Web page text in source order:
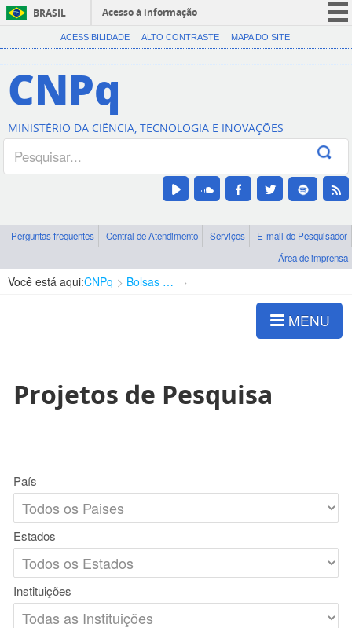
BRASIL
Acesso à informação
CORONAVÍRUS (COVID-19)
Canais
ACESSIBILIDADE ALTO CONTRASTE MAPA DO SITE
CNPq
MINISTÉRIO DA CIÊNCIA, TECNOLOGIA E INOVAÇÕES
Perguntas frequentes Central de Atendimento Serviços
E-mail do Pesquisador
Área de imprensa
Você está aqui:CNPq Bolsas e Auxílios Vigentes
MENU
Projetos de Pesquisa
País
Estados
Instituições